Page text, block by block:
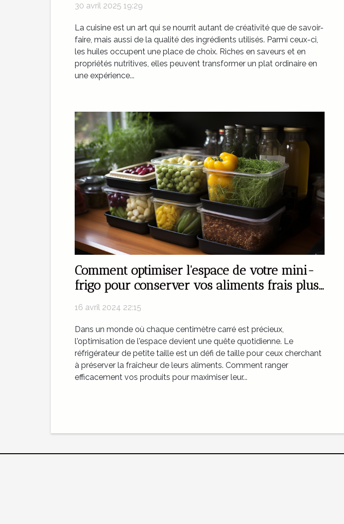
30 avril 2025 19:29
La cuisine est un art qui se nourrit autant de créativité que de savoir-
faire, mais aussi de la qualité des ingrédients utilisés. Parmi ceux-ci,
les huiles occupent une place de choix. Riches en saveurs et en
propriétés nutritives, elles peuvent transformer un plat ordinaire en
une expérience...
Comment optimiser l'espace de votre mini-
frigo pour conserver vos aliments frais plus
16 avril 2024 22:15
Dans un monde où chaque centimètre carré est précieux,
l'optimisation de l'espace devient une quête quotidienne. Le
réfrigérateur de petite taille est un défi de taille pour ceux cherchant
à préserver la fraîcheur de leurs aliments. Comment ranger
efficacement vos produits pour maximiser leur...